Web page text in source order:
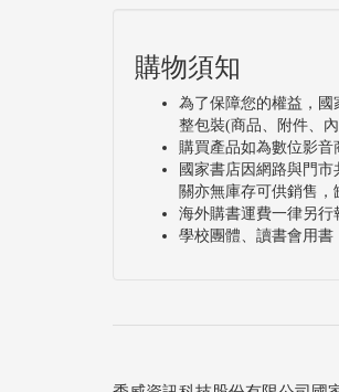
購物須知
為了保障您的權益，
整包裝(商品、附件、
購買產品如為數位影
國家書店因網路與門
關亦無庫存可供銷售，
海外購書運費一律另
學校團體、讀書會用